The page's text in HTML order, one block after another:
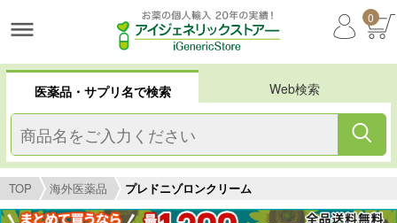
0
医薬品・サプリ名で検索 Web検索
TOP 海外医薬品 プレドニゾロンクリーム